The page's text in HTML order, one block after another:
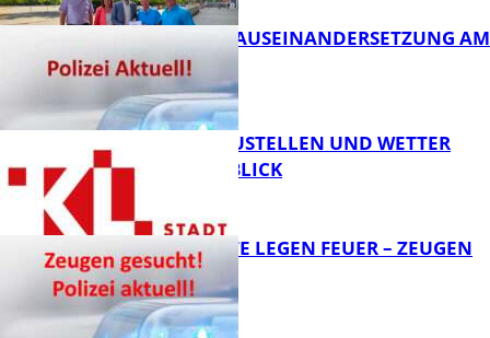
HANDFESTE AUSEINANDERSETZUNG AM
PFAFFPLATZ
PARKEN, BAUSTELLEN UND WETTER
DIGITAL IM BLICK
UNBEKANNTE LEGEN FEUER – ZEUGEN
GESUCHT!